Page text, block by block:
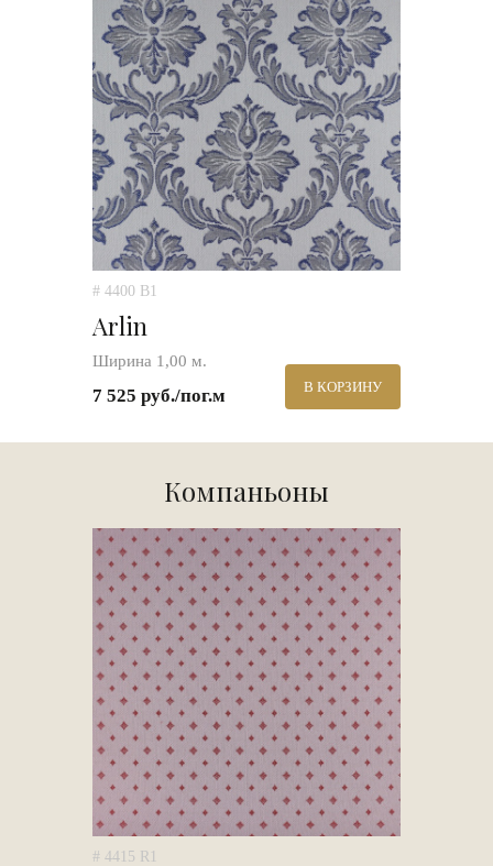
# 4400 B1
Arlin
Ширина 1,00 м.
7 525 руб./пог.м В КОРЗИНУ
Компаньоны
# 4415 R1